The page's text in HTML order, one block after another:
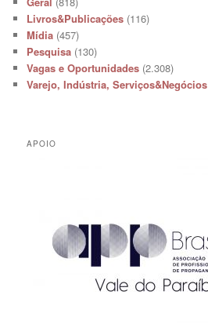
Livros&Publicações (116)
Mídia (457)
Pesquisa (130)
Vagas e Oportunidades (2.308)
Varejo, Indústria, Serviços&Negócios
APOIO